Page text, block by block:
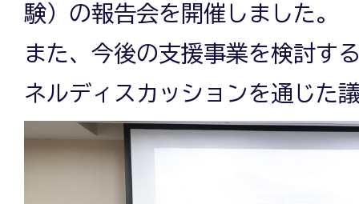
験）の報告会を開催しました。
また、今後の支援事業を検討す
ネルディスカッションを通じた